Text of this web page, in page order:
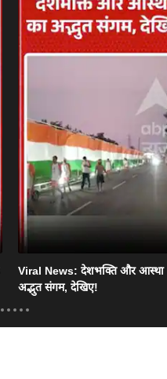
Viral News: देशभक्ति और आस्था
अद्भुत संगम, देखिए!